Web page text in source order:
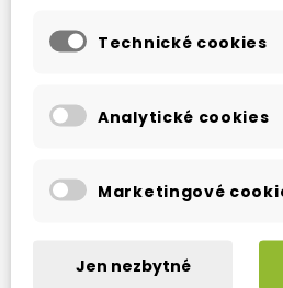
Adventures with Grandpa!
TAKÉ DOPORUČUJEME
Technické cookies
Analytické cookies
Marketingové
Jen nezbytné